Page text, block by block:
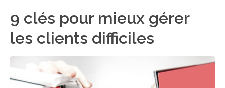
9 clés pour mieux gérer
les clients difficiles